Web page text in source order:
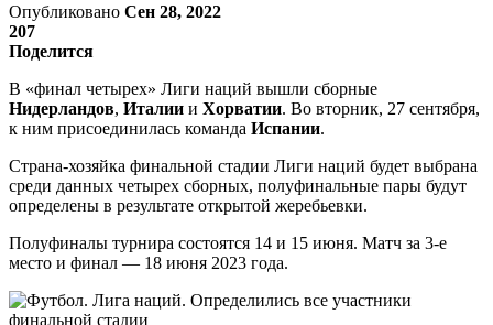
Опубликовано Сен 28, 2022
207
Поделится
В «финал четырех» Лиги наций вышли сборные
Нидерландов, Италии и Хорватии. Во вторник, 27 сентября,
к ним присоединилась команда Испании.
Страна-хозяйка финальной стадии Лиги наций будет выбрана
среди данных четырех сборных, полуфинальные пары будут
определены в результате открытой жеребьевки.
Полуфиналы турнира состоятся 14 и 15 июня. Матч за 3-е
место и финал — 18 июня 2023 года.